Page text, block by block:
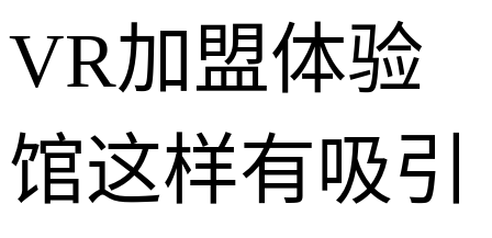
VR加盟体验
馆这样有吸引